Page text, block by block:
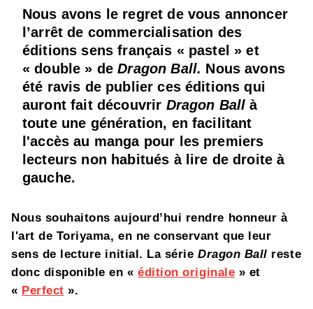
Nous avons le regret de vous annoncer
l’arrêt de commercialisation des
éditions sens français « pastel » et
« double » deDragon Ball. Nous avons
été ravis de publier ces éditions qui
auront fait découvrir Dragon Ballà
toute une génération, en facilitant
l'accès au manga pour les premiers
lecteurs non habitués à lire de droite à
gauche.
Nous souhaitons aujourd’hui rendre honneur à
l'art de Toriyama, en ne conservant que leur
sens de lecture initial. La sérieDragon Ball reste
donc disponible en «édition originale » et
« Perfect ».